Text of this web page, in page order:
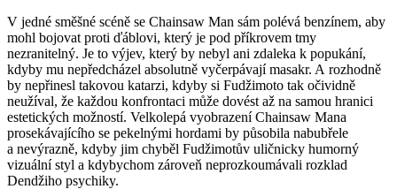
V jedné směšné scéně se Chainsaw Man sám polévá benzínem, aby
mohl bojovat proti ďáblovi, který je pod příkrovem tmy
nezranitelný. Je to výjev, který by nebyl ani zdaleka k popukání,
kdyby mu nepředcházel absolutně vyčerpávají masakr. A rozhodně
by nepřinesl takovou katarzi, kdyby si Fudžimoto tak očividně
neužíval, že každou konfrontaci může dovést až na samou hranici
estetických možností. Velkolepá vyobrazení Chainsaw Mana
prosekávajícího se pekelnými hordami by působila nabubřele
a nevýrazně, kdyby jim chyběl Fudžimotův uličnicky humorný
vizuální styl a kdybychom zároveň neprozkoumávali rozklad
Dendžiho psychiky.